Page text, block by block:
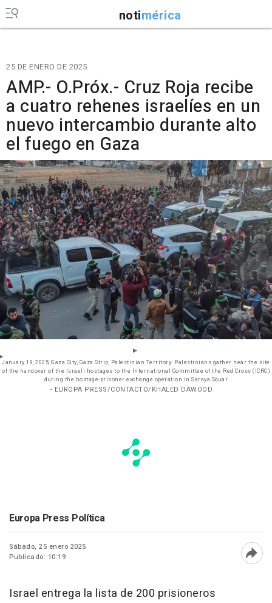
notimérica
25 DE ENERO DE 2025
AMP.- O.Próx.- Cruz Roja recibe
a cuatro rehenes israelíes en un
nuevo intercambio durante alto
el fuego en Gaza
January 19, 2025, Gaza City, Gaza Strip, Palestinian Territory: Palestinians gather near the site
of the handover of the Israeli hostages to the International Committee of the Red Cross (ICRC)
during the hostage-prisoner exchange operation in Saraya Squar
- EUROPA PRESS/CONTACTO/KHALED DAWOOD
Europa Press Política
Sábado, 25 enero 2025
Publicado: 10:19
Israel entrega la lista de 200 prisioneros